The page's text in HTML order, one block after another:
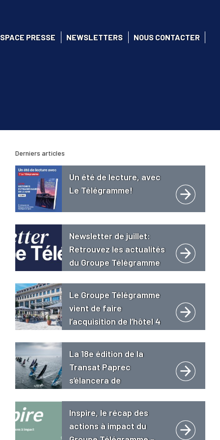
PRESSE NEWSLETTERS NOUS CONTACTER
Derniers articles
Un été de lecture, avec
Le Télégramme!
Newsletter de juillet:
Retrouvez les actualités
du Groupe Télégramme
Le Groupe Télégramme
vient de faire
l’acquisition de l’hôtel 4
Spa Golden Tulip » à
Saint-Malo intra-muros.
La 18e édition de la
Transat Paprec
s’élancera de
Inspire, le récap des
actions à impact du